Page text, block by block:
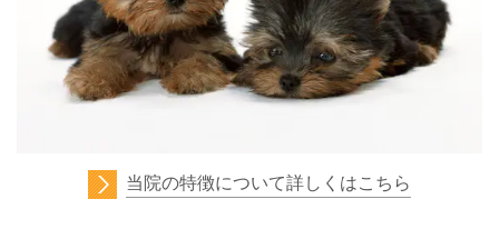
当院の特徴について詳しくはこちら